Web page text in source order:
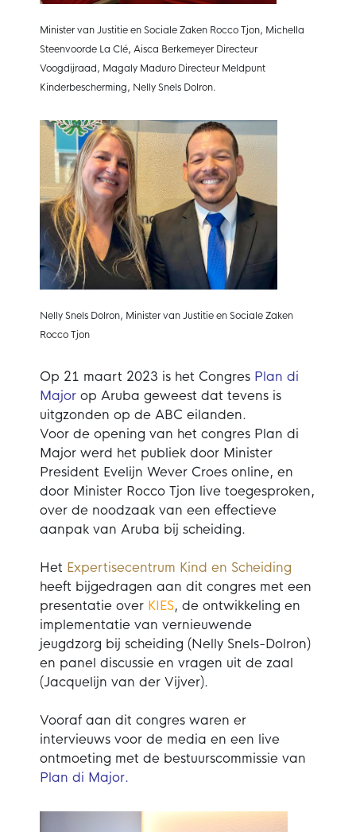
Minister van Justitie en Sociale Zaken Rocco Tjon, Michella
Steenvoorde La Clé, Aisca Berkemeyer Directeur
Voogdijraad, Magaly Maduro Directeur Meldpunt
Kinderbescherming, Nelly Snels Dolron.
Nelly Snels Dolron, Minister van Justitie en Sociale Zaken
Rocco Tjon
Op 21 maart 2023 is het Congres Plan di
Major op Aruba geweest dat tevens is
uitgzonden op de ABC eilanden.
Voor de opening van het congres Plan di
Major werd het publiek door Minister
President Evelijn Wever Croes online, en
door Minister Rocco Tjon live toegesproken,
over de noodzaak van een effectieve
aanpak van Aruba bij scheiding.
Het Expertisecentrum Kind en Scheiding
heeft bijgedragen aan dit congres met een
presentatie over KIES, de ontwikkeling en
implementatie van vernieuwende
jeugdzorg bij scheiding (Nelly Snels-Dolron)
en panel discussie en vragen uit de zaal
(Jacquelijn van der Vijver).
Vooraf aan dit congres waren er
intervieuws voor de media en een live
ontmoeting met de bestuurscommissie van
Plan di Major.